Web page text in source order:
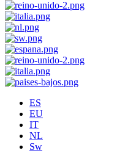
ES
EU
IT
NL
Sw